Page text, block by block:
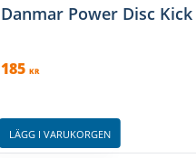
Danmar Power Disc Kick
185 KR
LÄGG I VARUKORGEN